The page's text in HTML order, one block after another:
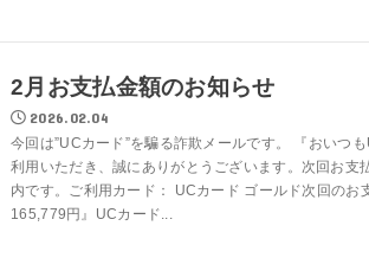
2月お支払金額のお知らせ
2026.02.04
今回は”UCカード”を騙る詐欺メールです。 『おいつ
利用いただき、誠にありがとうございます。次回お支
内です。ご利用カード： UCカード ゴールド次回のお
165,779円』UCカード...